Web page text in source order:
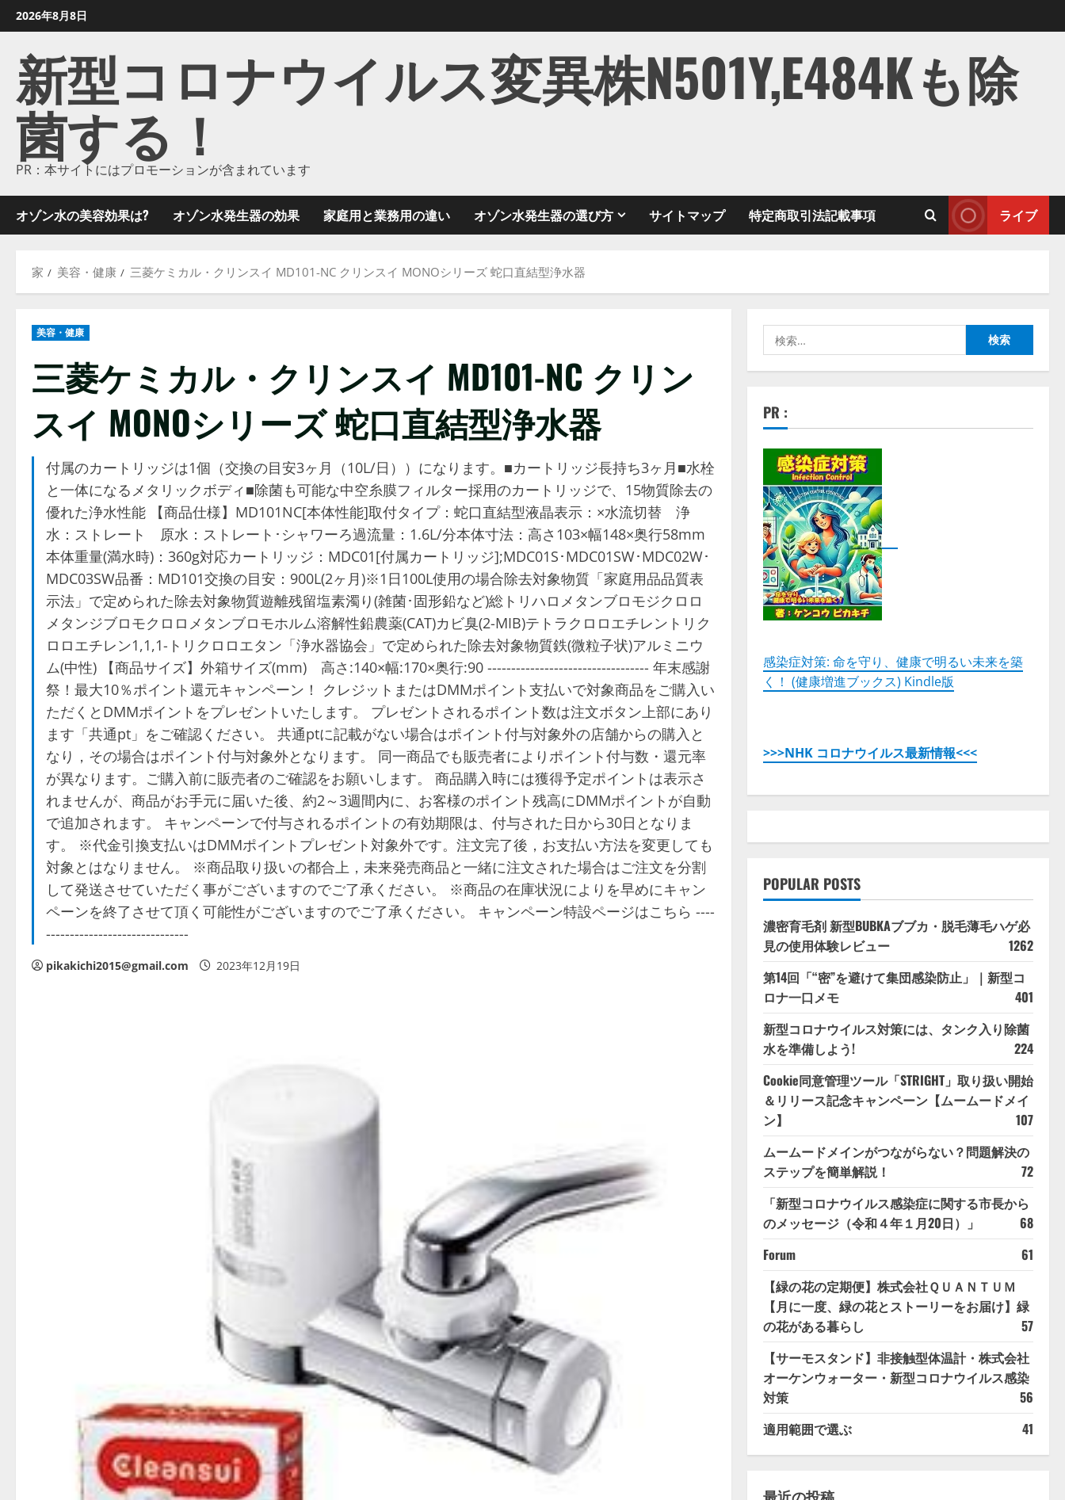
ン
2026年8月8日
新型コロナウイルス変異株N501Y,E484Kも除
菌する！
PR：本サイトにはプロモーションが含まれています
オゾン水の美容効果は? オゾン水発生器の効果 家庭用と業務用の違い オゾン水発生器の選び方 サイトマップ 特定商取引法記載事項 ライブ
家 美容・健康 三菱ケミカル・クリンスイ MD101-NC クリンスイ MONOシリーズ 蛇口直結型浄水器
美容・健康
三菱ケミカル・クリンスイ MD101-NC クリン
スイ MONOシリーズ 蛇口直結型浄水器
付属のカートリッジは1個（交換の目安3ヶ月（10L/日））になります。■カートリッジ長持ち3ヶ月■水栓
と一体になるメタリックボディ■除菌も可能な中空糸膜フィルター採用のカートリッジで、15物質除去の
優れた浄水性能 【商品仕様】MD101NC[本体性能]取付タイプ：蛇口直結型液晶表示：×水流切替 浄
水：ストレート 原水：ストレート･シャワーろ過流量：1.6L/分本体寸法：高さ103×幅148×奥行58mm
本体重量(満水時)：360g対応カートリッジ：MDC01[付属カートリッジ];MDC01S･MDC01SW･MDC02W･
MDC03SW品番：MD101交換の目安：900L(2ヶ月)※1日100L使用の場合除去対象物質「家庭用品品質表
示法」で定められた除去対象物質遊離残留塩素濁り(雑菌･固形鉛など)総トリハロメタンブロモジクロロ
メタンジブロモクロロメタンブロモホルム溶解性鉛農薬(CAT)カビ臭(2-MIB)テトラクロロエチレントリク
ロロエチレン1,1,1-トリクロロエタン「浄水器協会」で定められた除去対象物質鉄(微粒子状)アルミニウ
ム(中性) 【商品サイズ】外箱サイズ(mm) 高さ:140×幅:170×奥行:90 ---------------------------------- 年末感謝
祭！最大10％ポイント還元キャンペーン！ クレジットまたはDMMポイント支払いで対象商品をご購入い
ただくとDMMポイントをプレゼントいたします。 プレゼントされるポイント数は注文ボタン上部にあり
ます「共通pt」をご確認ください。 共通ptに記載がない場合はポイント付与対象外の店舗からの購入と
なり，その場合はポイント付与対象外となります。 同一商品でも販売者によりポイント付与数・還元率
が異なります。ご購入前に販売者のご確認をお願いします。 商品購入時には獲得予定ポイントは表示さ
れませんが、商品がお手元に届いた後、約2～3週間内に、お客様のポイント残高にDMMポイントが自動
で追加されます。 キャンペーンで付与されるポイントの有効期限は、付与された日から30日となりま
す。 ※代金引換支払いはDMMポイントプレゼント対象外です。注文完了後，お支払い方法を変更しても
対象とはなりません。 ※商品取り扱いの都合上，未来発売商品と一緒に注文された場合はご注文を分割
して発送させていただく事がございますのでご了承ください。 ※商品の在庫状況によりを早めにキャン
ペーンを終了させて頂く可能性がございますのでご了承ください。 キャンペーン特設ページはこちら ----
------------------------------
pikakichi2015@gmail.com 2023年12月19日
索:
PR :
感染症対策: 命を守り、健康で明るい未来を築
く！ (健康増進ブックス) Kindle版
>>>NHK コロナウイルス最新情報<<<
POPULAR POSTS
濃密育毛剤 新型BUBKAブブカ・脱毛薄毛ハゲ必
見の使用体験レビュー
1262
第14回「“密”を避けて集団感染防止」｜新型コ
ロナ一口メモ
401
新型コロナウイルス対策には、タンク入り除菌
水を準備しよう!
224
Cookie同意管理ツール「STRIGHT」取り扱い開始
＆リリース記念キャンペーン【ムームードメイ
ン】
107
ムームードメインがつながらない？問題解決の
ステップを簡単解説！
72
「新型コロナウイルス感染症に関する市長から
のメッセージ（令和４年１月20日）」
68
Forum
61
【緑の花の定期便】株式会社ＱＵＡＮＴＵＭ
【月に一度、緑の花とストーリーをお届け】緑
の花がある暮らし
57
【サーモスタンド】非接触型体温計・株式会社
オーケンウォーター・新型コロナウイルス感染
対策
56
適用範囲で選ぶ
41